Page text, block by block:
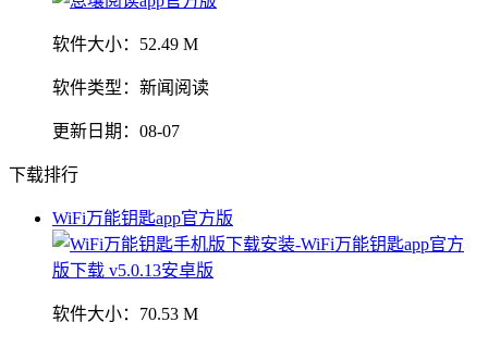
软件大小： 52.49 M
软件类型： 新闻阅读
更新日期： 08-07
下载排行
WiFi万能钥匙app官方版
软件大小： 70.53 M